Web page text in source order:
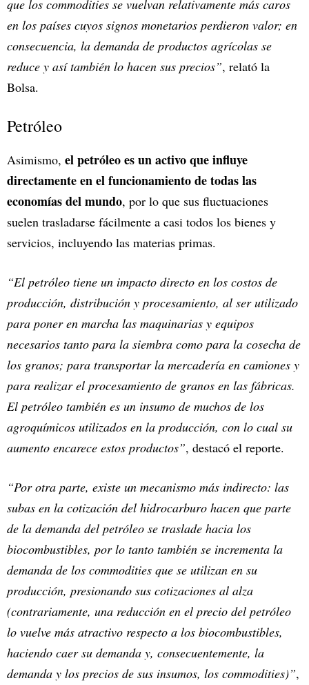
que los commodities se vuelvan relativamente más caros
en los países cuyos signos monetarios perdieron valor; en
consecuencia, la demanda de productos agrícolas se
reduce y así también lo hacen sus precios”, relató la
Bolsa.
Petróleo
Asimismo, el petróleo es un activo que influye
directamente en el funcionamiento de todas las
economías del mundo, por lo que sus fluctuaciones
suelen trasladarse fácilmente a casi todos los bienes y
servicios, incluyendo las materias primas.
“El petróleo tiene un impacto directo en los costos de
producción, distribución y procesamiento, al ser utilizado
para poner en marcha las maquinarias y equipos
necesarios tanto para la siembra como para la cosecha de
los granos; para transportar la mercadería en camiones y
para realizar el procesamiento de granos en las fábricas.
El petróleo también es un insumo de muchos de los
agroquímicos utilizados en la producción, con lo cual su
aumento encarece estos productos”, destacó el reporte.
“Por otra parte, existe un mecanismo más indirecto: las
subas en la cotización del hidrocarburo hacen que parte
de la demanda del petróleo se traslade hacia los
biocombustibles, por lo tanto también se incrementa la
demanda de los commodities que se utilizan en su
producción, presionando sus cotizaciones al alza
(contrariamente, una reducción en el precio del petróleo
lo vuelve más atractivo respecto a los biocombustibles,
haciendo caer su demanda y, consecuentemente, la
demanda y los precios de sus insumos, los commodities)”,